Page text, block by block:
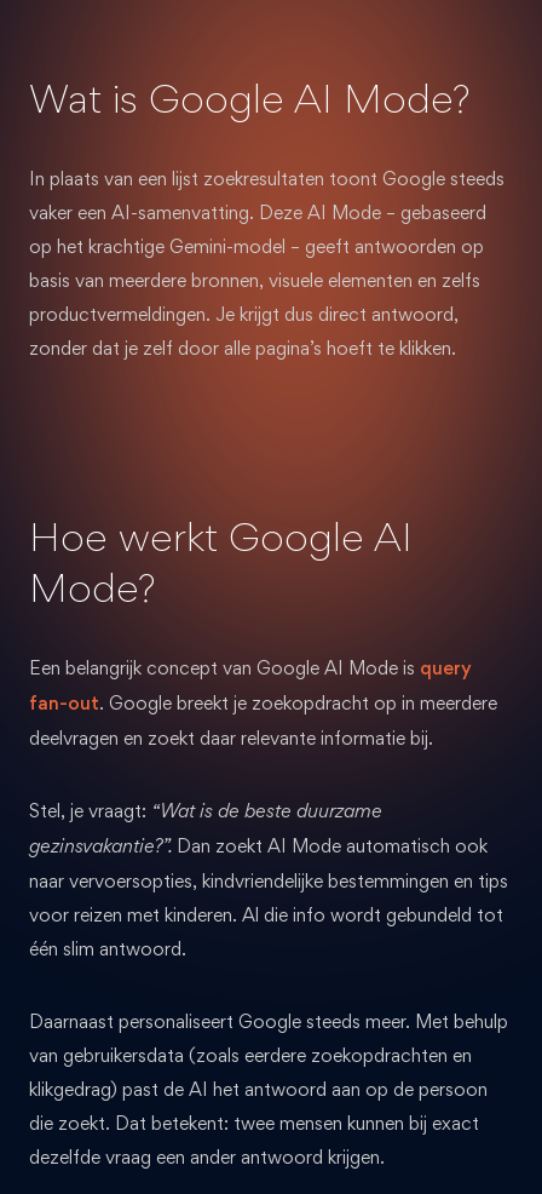
Wat is Google AI Mode?
In plaats van een lijst zoekresultaten toont Google steeds
vaker een AI-samenvatting. Deze AI Mode – gebaseerd
op het krachtige Gemini-model – geeft antwoorden op
basis van meerdere bronnen, visuele elementen en zelfs
productvermeldingen. Je krijgt dus direct antwoord,
zonder dat je zelf door alle pagina’s hoeft te klikken.
Hoe werkt Google AI
Mode?
Een belangrijk concept van Google AI Mode is query
fan-out. Google breekt je zoekopdracht op in meerdere
deelvragen en zoekt daar relevante informatie bij.
Stel, je vraagt: “Wat is de beste duurzame
gezinsvakantie?”. Dan zoekt AI Mode automatisch ook
naar vervoersopties, kindvriendelijke bestemmingen en tips
voor reizen met kinderen. Al die info wordt gebundeld tot
één slim antwoord.
Daarnaast personaliseert Google steeds meer. Met behulp
van gebruikersdata (zoals eerdere zoekopdrachten en
klikgedrag) past de AI het antwoord aan op de persoon
die zoekt. Dat betekent: twee mensen kunnen bij exact
dezelfde vraag een ander antwoord krijgen.